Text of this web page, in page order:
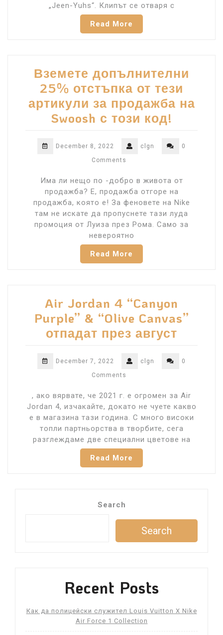
„Jeen-Yuhs“. Клипът се отваря с
Read More
Вземете допълнителни
25% отстъпка от тези
артикули за продажба на
Swoosh с този код!
December 8, 2022 clgn
0
Comments
Има ли нещо по -добро в живота от
продажба? Е, продажба отгоре на
продажба, която е! За феновете на Nike
там не искате да пропуснете тази луда
промоция от Луиза през Рома. Само за
невероятно
Read More
Air Jordan 4 “Canyon
Purple” & “Olive Canvas”
отпадат през август
December 7, 2022 clgn
0
Comments
, ако вярвате, че 2021 г. е огромен за Air
Jordan 4, изчакайте, докато не чуете какво
е в магазина тази година. С много високи
топли партньорства в творбите, сега
разглеждаме две специални цветове на
Read More
Search
Search
Recent Posts
Как да полицейски служител Louis Vuitton X Nike
Air Force 1 Collection